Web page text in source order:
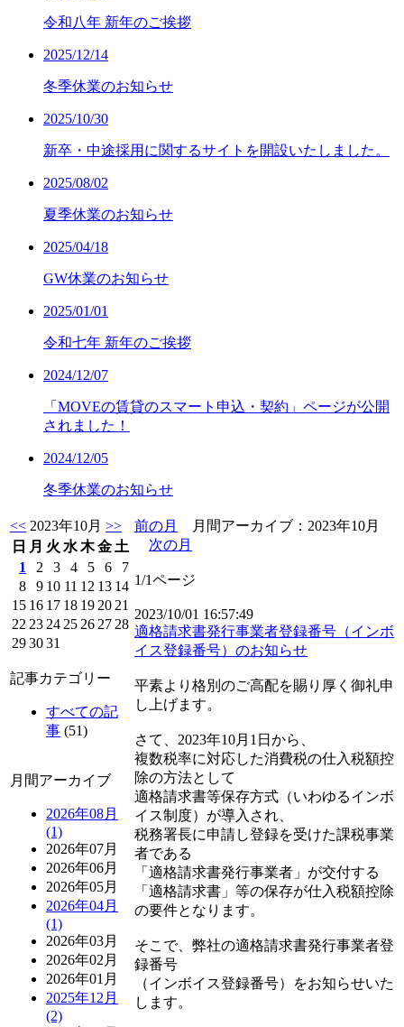
令和八年 新年のご挨拶
2025/12/14
冬季休業のお知らせ
2025/10/30
新卒・中途採用に関するサイトを開設いたしました。
2025/08/02
夏季休業のお知らせ
2025/04/18
GW休業のお知らせ
2025/01/01
令和七年 新年のご挨拶
2024/12/07
「MOVEの賃貸のスマート申込・契約」ページが公開
されました！
2024/12/05
冬季休業のお知らせ
<< 2023年10月 >>
日 月 火 水木金土
1
2 3 4 5 6
7
8
9 10 11 12 13 14
15 16 17 18 192021
22232425262728
293031
記事カテゴリー
すべての記
事 (51)
月間アーカイブ
2026年08月
(1)
2026年07月
2026年06月
2026年05月
2026年04月
(1)
2026年03月
2026年02月
2026年01月
2025年12月
(2)
前の月
月間アーカイブ：2023年10月
次の月
1/1ページ
2023/10/01 16:57:49
適格請求書発行事業者登録番号（インボ
イス登録番号）のお知らせ
平素より格別のご高配を賜り厚く御礼申
し上げます。
さて、2023年10月1日から、
複数税率に対応した消費税の仕入税額控
除の方法として
適格請求書等保存方式（いわゆるインボ
イス制度）が導入され、
税務署長に申請し登録を受けた課税事業
者である
「適格請求書発行事業者」が交付する
「適格請求書」等の保存が仕入税額控除
の要件となります。
そこで、弊社の適格請求書発行事業者登
録番号
（インボイス登録番号）をお知らせいた
します。